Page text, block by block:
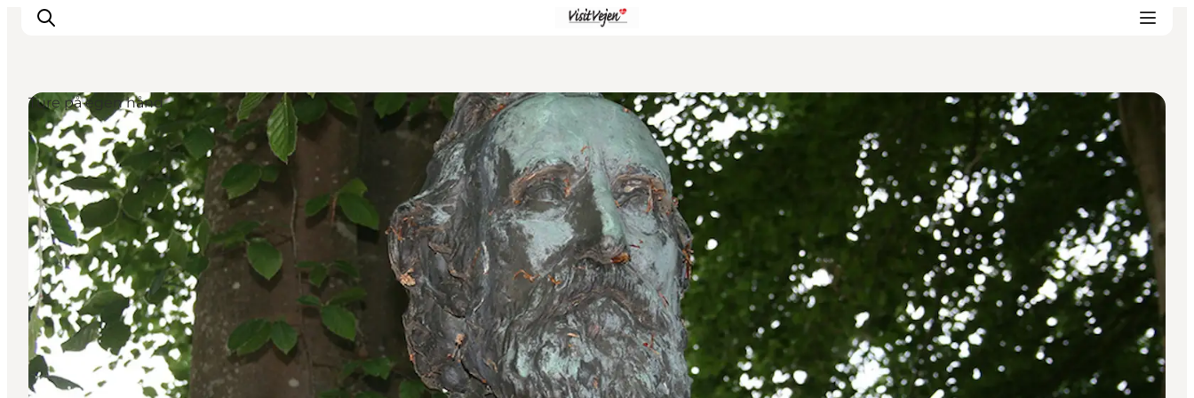
Spise
Sove
Natur
Se og oplev
Byer
Events
Udforsk
Ture på egen hånd